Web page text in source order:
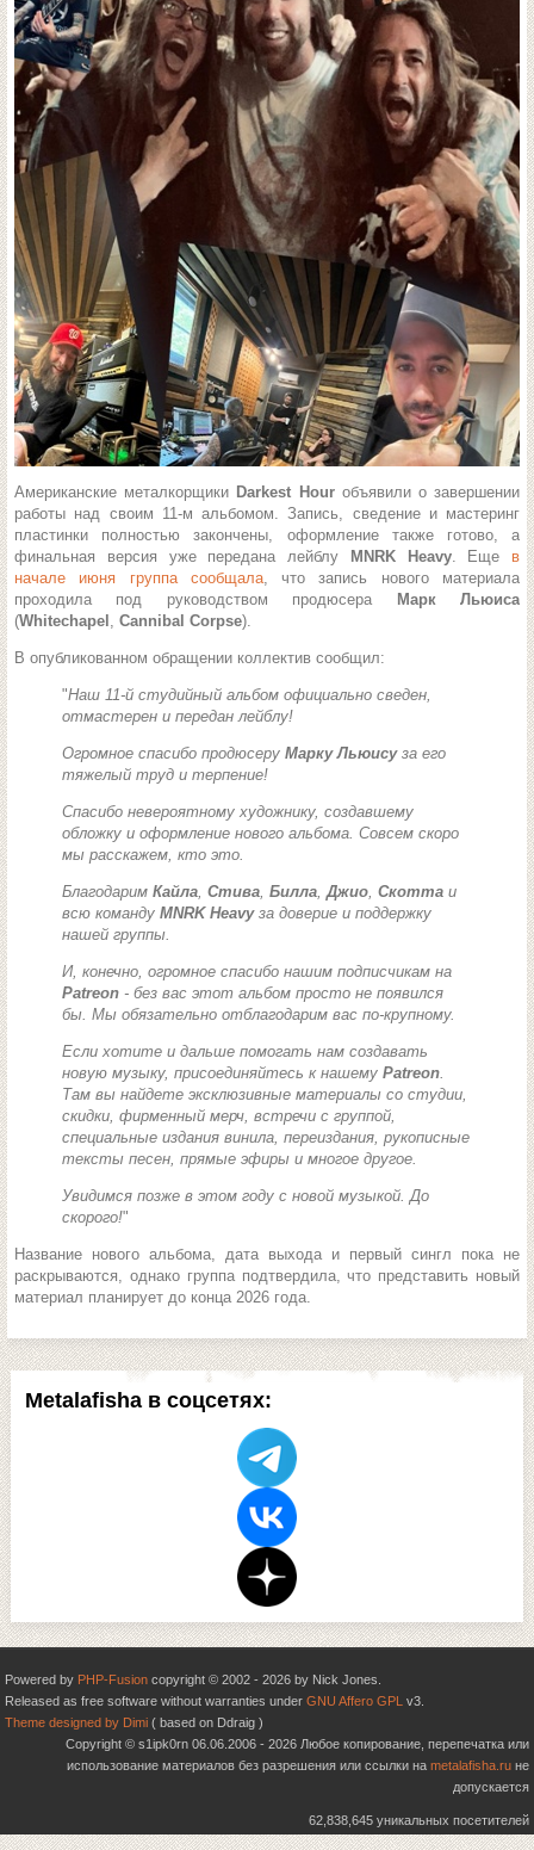
Metalafisha в соцсетях:
Американские металкорщики Darkest Hourобъявили о завершении
работы над своим 11-м альбомом. Запись, сведение и мастеринг
пластинки полностью закончены, оформление также готово, а
финальная версия уже передана лейблу
MNRK Heavy. Еще в
начале июня группа сообщала, что запись нового материала
проходила под руководством продюсера
Марк Льюиса
(Whitechapel , Cannibal Corpse).
В опубликованном обращении коллектив сообщил:
"Наш 11-й студийный альбом официально сведен,
отмастерен и передан лейблу!
Огромное спасибо продюсеру Марку Льюису за его
тяжелый труд и терпение!
Спасибо невероятному художнику, создавшему
обложку и оформление нового альбома. Совсем скоро
мы расскажем, кто это.
Благодарим Кайла, Стива, Билла,Джио, Скотта и
всю команду MNRK Heavy за доверие и поддержку
нашей группы.
И, конечно, огромное спасибо нашим подписчикам на
Patreon - без вас этот альбом просто не появился
бы. Мы обязательно отблагодарим вас по-крупному.
Если хотите и дальше помогать нам создавать
новую музыку, присоединяйтесь к нашему Patreon.
Там вы найдете эксклюзивные материалы со студии,
скидки, фирменный мерч, встречи с группой,
специальные издания винила, переиздания, рукописные
тексты песен, прямые эфиры и многое другое.
Увидимся позже в этом году с новой музыкой. До
скорого!"
Название нового альбома, дата выхода и первый сингл пока не
раскрываются, однако группа подтвердила, что представить новый
материал планирует до конца 2026 года.
Powered by PHP-Fusion copyright © 2002 - 2026 by Nick Jones.
Released as free software without warranties under GNU Affero GPL v3.
Theme designed by Dimi ( based on Ddraig )
Copyright © s1ipk0rn 06.06.2006 - 2026 Любое копирование, перепечатка или
использование материалов без разрешения или ссылки на metalafisha.ru не
допускается
62,838,645 уникальных посетителей